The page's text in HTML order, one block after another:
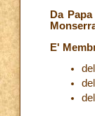
Da
E'